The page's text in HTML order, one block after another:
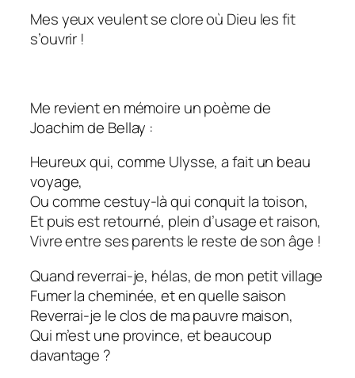
Mes yeux veulent se clore où Dieu les fit
s’ouvrir !
Me revient en mémoire un poème de
Joachim de Bellay :
Heureux qui, comme Ulysse, a fait un beau
voyage,
Ou comme cestuy-là qui conquit la toison,
Et puis est retourné, plein d’usage et raison,
Vivre entre ses parents le reste de son âge !
Quand reverrai-je, hélas, de mon petit village
Fumer la cheminée, et en quelle saison
Reverrai-je le clos de ma pauvre maison,
Qui m’est une province, et beaucoup
davantage ?